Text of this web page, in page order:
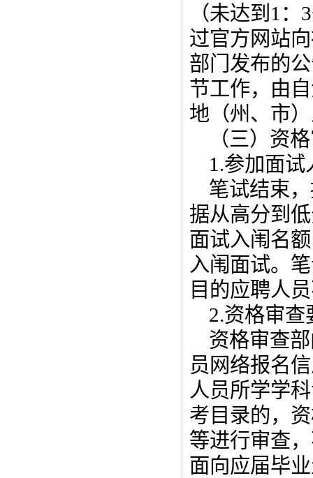
（未达到1
过官方网站
部门发布的
节工作，由
地（州、市
（三）资
1.参加面试
笔试结束
据从高分到
面试入闱名
入闱面试。
目的应聘人
2.资格审查
资格审查
员网络报名
人员所学学
考目录的，
等进行审查
面向应届毕